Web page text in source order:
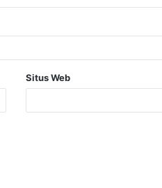
Situs Web